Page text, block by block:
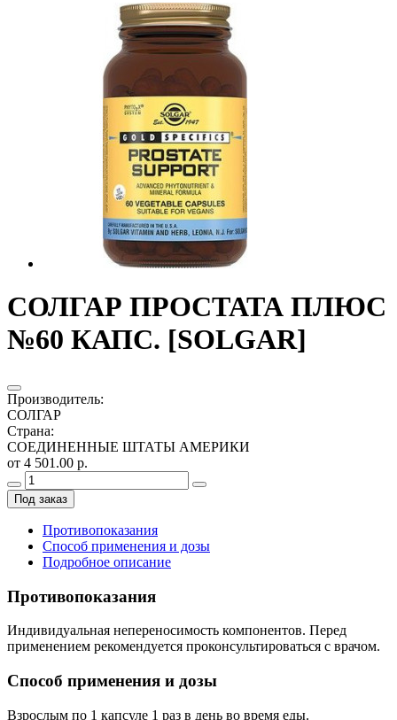
СОЛГАР ПРОСТАТА ПЛЮС
№60 КАПС. [SOLGAR]
Производитель:
СОЛГАР
Страна:
СОЕДИНЕННЫЕ ШТАТЫ АМЕРИКИ
от 4 501.00 р.
Под заказ
Противопоказания
Способ применения и дозы
Подробное описание
Противопоказания
Индивидуальная непереносимость компонентов. Перед
применением рекомендуется проконсультироваться с врачом.
Способ применения и дозы
Взрослым по 1 капсуле 1 раз в день во время еды.